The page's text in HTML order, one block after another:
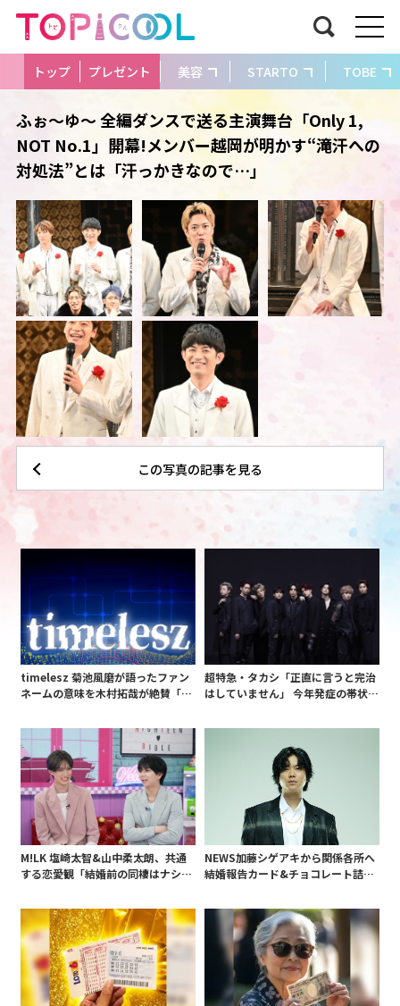
トップ プレゼント 美容 STARTO TOBE
ふぉ～ゆ～ 全編ダンスで送る主演舞台「Only 1,
NOT No.1」開幕!メンバー越岡が明かす“滝汗への
対処法”とは「汗っかきなので…」
この写真の記事を見る
timelesz 菊池風磨が語ったファン
ネームの意味を木村拓哉が絶賛「考
超特急・タカシ「正直に言うと完治
はしていません」 今年発症の帯状疱
白 後遺症も語る
M!LK 塩崎太智&山中柔太朗、共通
する恋愛観「結婚前の同棲はナシ」
NEWS加藤シゲアキから関係各所へ
結婚報告カード&チョコレート詰め
も添えて